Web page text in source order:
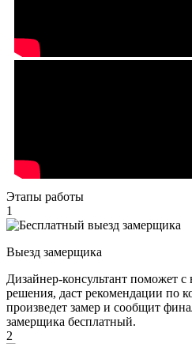
Этапы работы
1
Выезд замерщика
Дизайнер-консультант поможет
решения, даст рекомендации по
произведет замер и сообщит
замерщика бесплатный.
2